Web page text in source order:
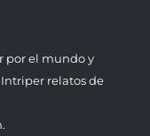
por el mundo y
relatos de